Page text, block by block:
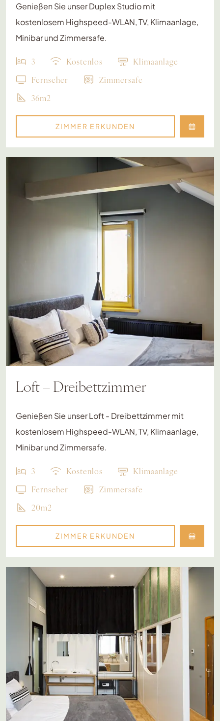
Genießen Sie unser Duplex Studio mit
kostenlosem Highspeed-WLAN, TV, Klimaanlage,
Minibar und Zimmersafe.
3 Kostenlos
Klimaanlage
Fernseher
Zimmersafe
36m2
ZIMMER ERKUNDEN
Loft – Dreibettzimmer
Genießen Sie unser Loft - Dreibettzimmer mit
kostenlosem Highspeed-WLAN, TV, Klimaanlage,
Minibar und Zimmersafe.
3 Kostenlos
Klimaanlage
Fernseher
Zimmersafe
20m2
ZIMMER ERKUNDEN